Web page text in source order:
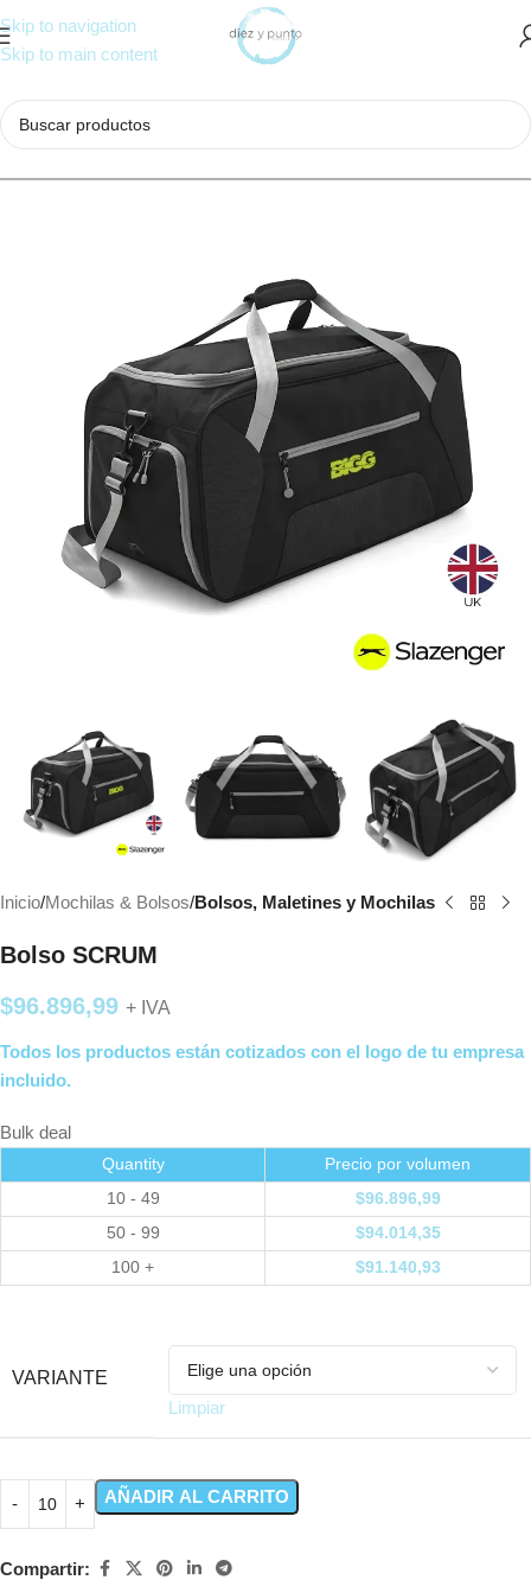
Skip to navigation
Skip to main content
Inicio Mochilas & Bolsos Bolsos, Maletines y Mochilas
Bolso SCRUM
$96.896,99 + IVA
Todos los productos están cotizados con el logo de tu empresa
incluido.
Bulk deal
Quantity
Precio por volumen
10 - 49
$96.896,99
50 - 99
$94.014,35
100 +
$91.140,93
VARIANTE
Limpiar
AÑADIR AL CARRITO
Compartir: